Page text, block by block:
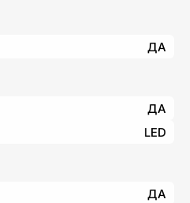
ДА
ДА
LED
ДА